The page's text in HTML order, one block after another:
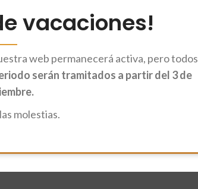
vacaciones!
web permanecerá activa, pero todos
serán tramitados a partir del 3 de
molestias.